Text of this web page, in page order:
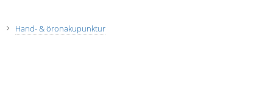
Hand- & öronakupunktur